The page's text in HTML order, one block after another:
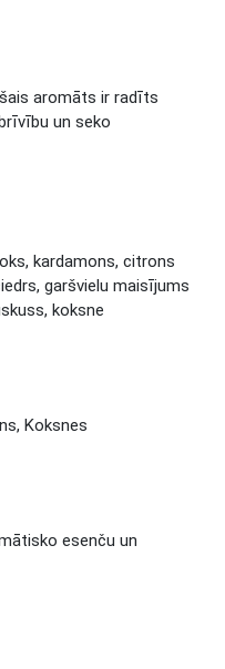
aromāts ir radīts
un seko
kardamons, citrons
garšvielu maisījums
koksne
Koksnes
esenču un